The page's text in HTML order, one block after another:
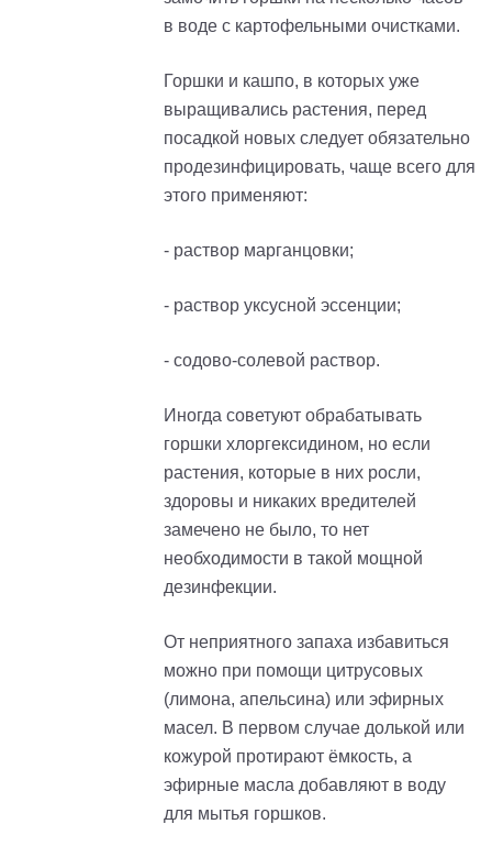
в воде с картофельными очистками.
Горшки и кашпо, в которых уже
выращивались растения, перед
посадкой новых следует обязательно
продезинфицировать, чаще всего для
этого применяют:
- раствор марганцовки;
- раствор уксусной эссенции;
- содово-солевой раствор.
Иногда советуют обрабатывать
горшки хлоргексидином, но если
растения, которые в них росли,
здоровы и никаких вредителей
замечено не было, то нет
необходимости в такой мощной
дезинфекции.
От неприятного запаха избавиться
можно при помощи цитрусовых
(лимона, апельсина) или эфирных
масел. В первом случае долькой или
кожурой протирают ёмкость, а
эфирные масла добавляют в воду
для мытья горшков.